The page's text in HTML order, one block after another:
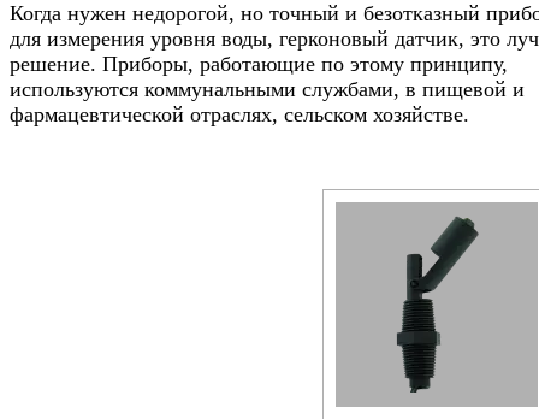
Когда нужен недорогой, но точный и безотказный
для измерения уровня воды, герконовый датчик, это
решение. Приборы, работающие по этому принципу,
используются коммунальными службами, в пищевой и
фармацевтической отраслях, сельском хозяйстве.